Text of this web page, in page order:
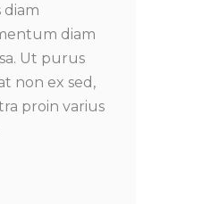
diam
diam
Ut purus
non ex sed,
proin varius